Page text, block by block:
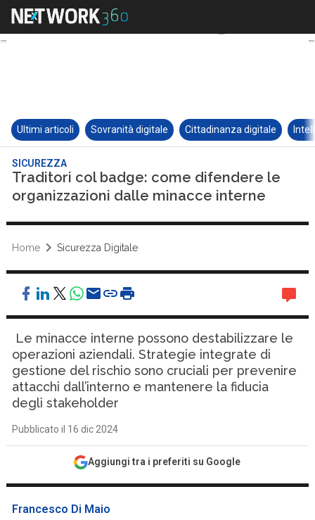
Ultimi articoli Sovranità digitale Cittadinanza digitale
SICUREZZA
Traditori col badge: come difendere le
organizzazioni dalle minacce interne
Home Sicurezza Digitale
Le minacce interne possono destabilizzare le
operazioni aziendali. Strategie integrate di
gestione del rischio sono cruciali per prevenire
attacchi dall’interno e mantenere la fiducia
degli stakeholder
Pubblicato il 16 dic 2024
Aggiungi tra i preferiti su Google
Francesco Di Maio